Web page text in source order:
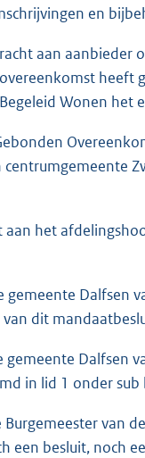
en
aan
heeft
Wonen
het
Dalfsen
dit
Dalfsen
in lid 1 onder
van
een besluit, noch